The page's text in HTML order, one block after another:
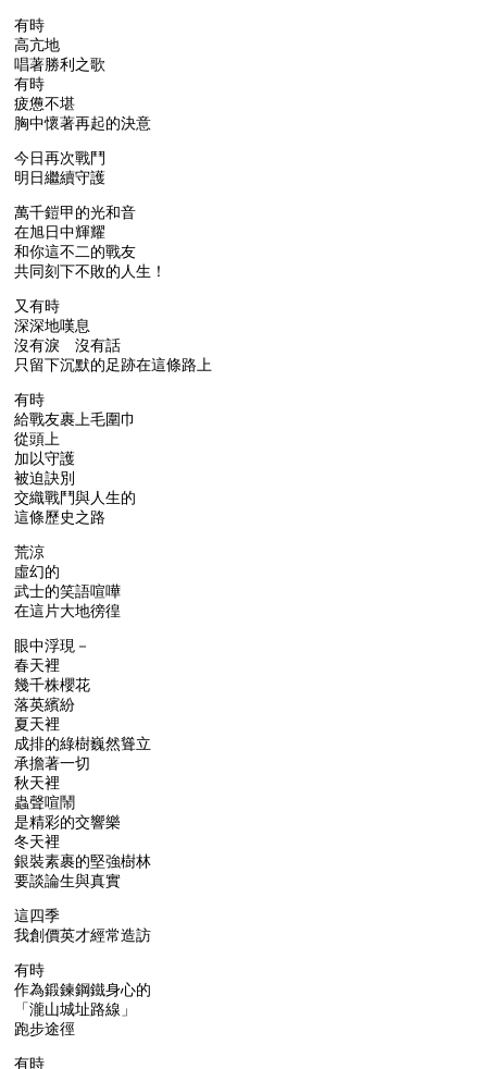
有時
高亢地
唱著勝利之歌
有時
疲憊不堪
胸中懷著再起的決意
今日再次戰鬥
明日繼續守護
萬千鎧甲的光和音
在旭日中輝耀
和你這不二的戰友
共同刻下不敗的人生！
又有時
深深地嘆息
沒有淚 沒有話
只留下沉默的足跡在這條路上
有時
給戰友裹上毛圍巾
從頭上
加以守護
被迫訣別
交織戰鬥與人生的
這條歷史之路
荒涼
虛幻的
武士的笑語喧嘩
在這片大地徬徨
眼中浮現－
春天裡
幾千株櫻花
落英繽紛
夏天裡
成排的綠樹巍然聳立
承擔著一切
秋天裡
蟲聲喧鬧
是精彩的交響樂
冬天裡
銀裝素裹的堅強樹林
要談論生與真實
這四季
我創價英才經常造訪
有時
作為鍛鍊鋼鐵身心的
「瀧山城址路線」
跑步途徑
有時